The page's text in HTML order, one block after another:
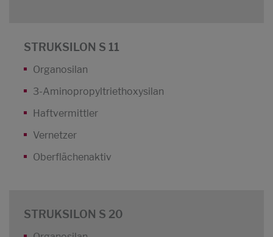
STRUKSILON S 11
Organosilan
3-Aminopropyltriethoxysilan
Haftvermittler
Vernetzer
Oberflächenaktiv
STRUKSILON S 20